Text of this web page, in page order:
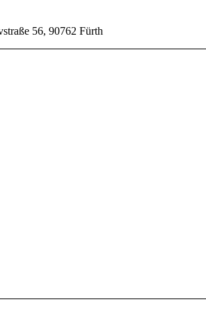
56, 90762 Fürth